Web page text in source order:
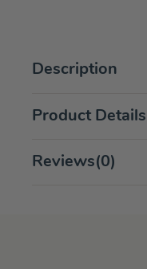
Description
Product Details
Reviews(0)